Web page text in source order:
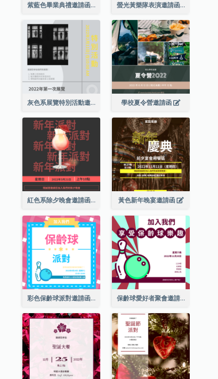
紫藍色畢業典禮邀請函 螢光黃樂隊表演邀請函
灰色系展覽特別活動邀請函 學校夏令營邀請函
紅色系除夕晚會邀請函 黃色新年晚宴邀請函
彩色保齡球派對邀請函 保齡球愛好者聚會邀請函